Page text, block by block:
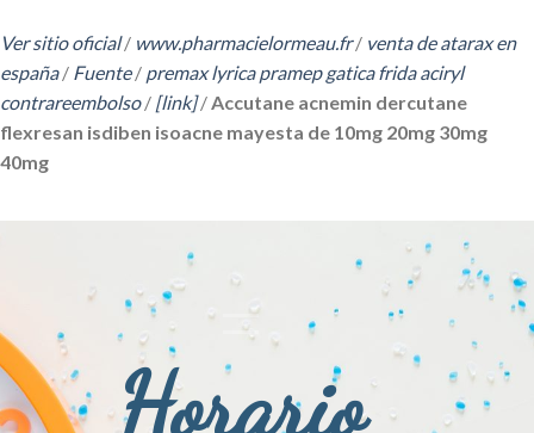
Ver sitio oficial/ www.pharmacielormeau.fr/ venta de atarax en
españa/ Fuente/ premax lyrica pramep gatica frida aciryl
contrareembolso/ [link]/ Accutane acnemin dercutane
flexresan isdiben isoacne mayesta de 10mg 20mg 30mg
40mg
Horario